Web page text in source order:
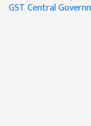
GSTCentral